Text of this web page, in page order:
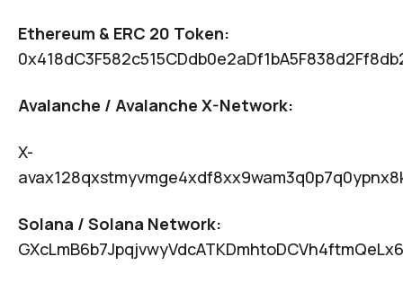
Ethereum & ERC 20 Token:
Avalanche / Avalanche X-Network:
X-
Solana / Solana Network: